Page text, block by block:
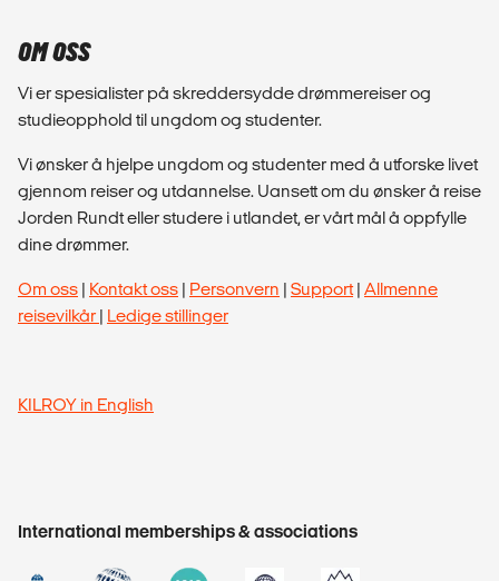
OM OSS
Vi er spesialister på skreddersydde drømmereiser og
studieopphold til ungdom og studenter.
Vi ønsker å hjelpe ungdom og studenter med å utforske livet
gjennom reiser og utdannelse. Uansett om du ønsker å reise
Jorden Rundt eller studere i utlandet, er vårt mål å oppfylle
dine drømmer.
Om oss | Kontakt oss | Personvern | Support| Allmenne
reisevilkår | Ledige stillinger
KILROY in English
International memberships & associations